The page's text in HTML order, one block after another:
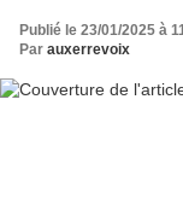
Publié le 23/01/2025 à
Par auxerrevoix